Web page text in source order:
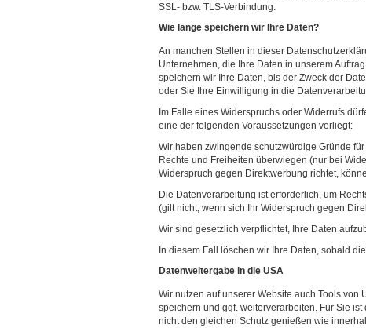
SSL- bzw. TLS-Verbindung.
Wie lange speichern wir Ihre Daten?
An manchen Stellen in dieser
Unternehmen, die Ihre Daten in unserem
speichern wir Ihre Daten, bis der Zweck der
oder Sie Ihre Einwilligung in die
Im Falle eines Widerspruchs oder Widerrufs
eine der folgenden Voraussetzungen vorliegt:
Wir haben zwingende schutzwürdige Gründe
Rechte und Freiheiten überwiegen (nur bei
Widerspruch gegen Direktwerbung richtet,
Die Datenverarbeitung ist erforderlich, um
(gilt nicht, wenn sich Ihr Widerspruch gegen
Wir sind gesetzlich verpflichtet, Ihre Daten
In diesem Fall löschen wir Ihre Daten, sobald
Datenweitergabe in die USA
Wir nutzen auf unserer Website auch Tools
speichern und ggf. weiterverarbeiten. Für Sie
nicht den gleichen Schutz genießen wie